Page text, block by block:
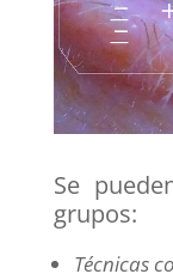
Se
grupos:
Técnicas